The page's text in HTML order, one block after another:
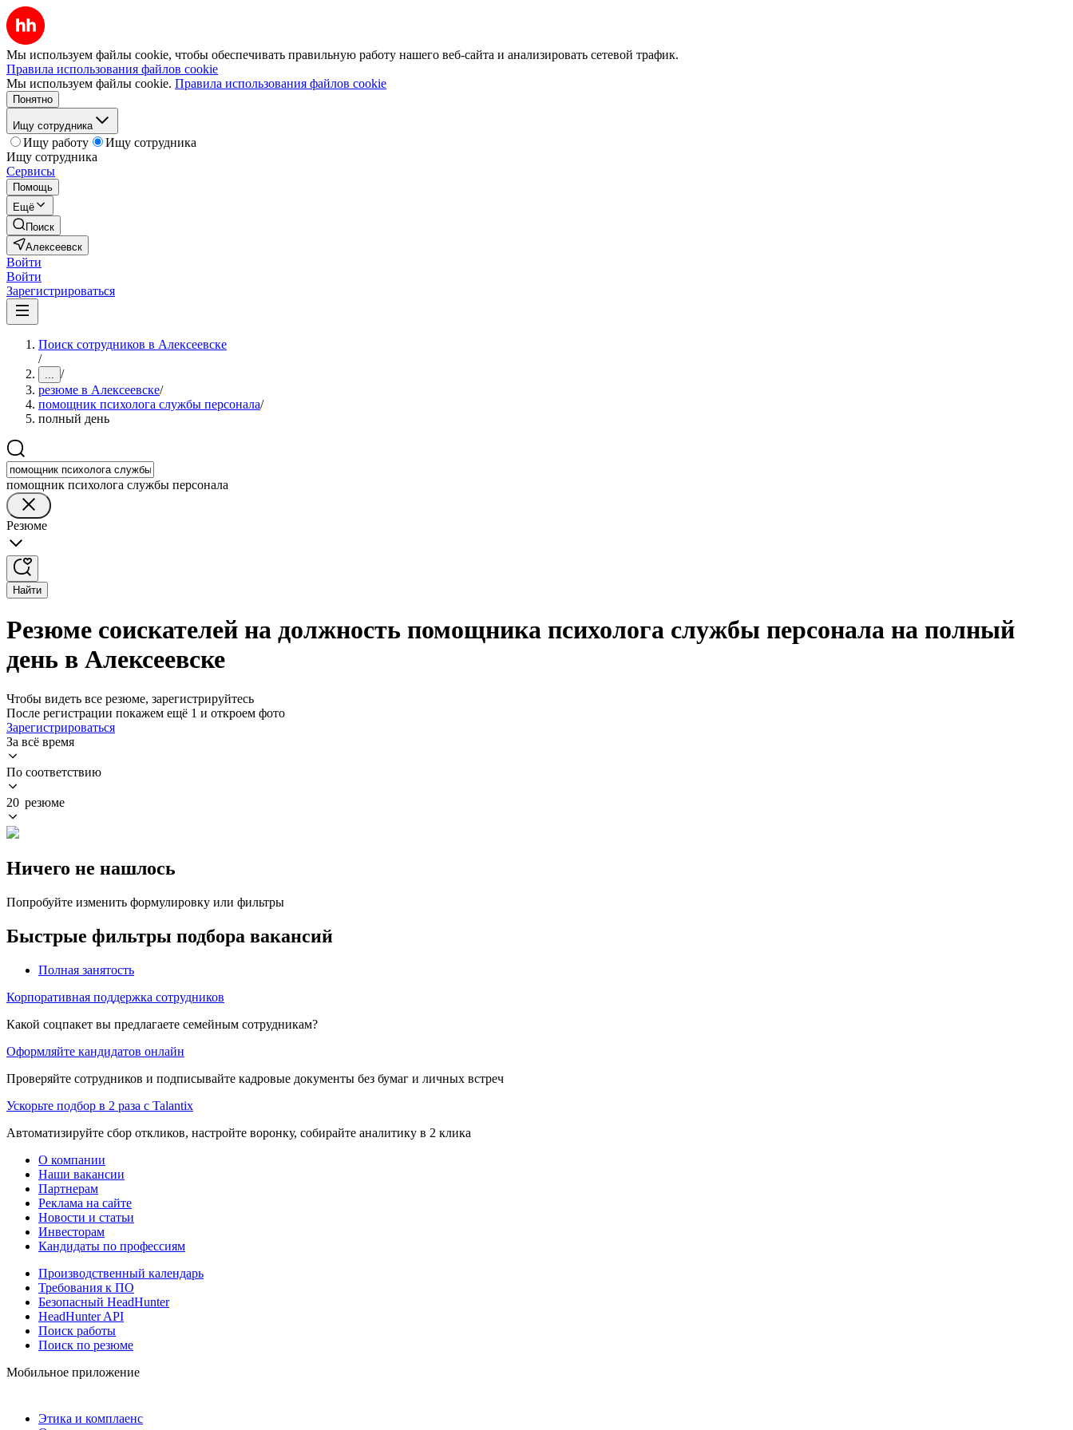
Мы используем файлы cookie, чтобы обеспечивать правильную работу нашего веб-сайта и анализировать сетевой трафик.
Правила использования файлов cookie
Мы используем файлы cookie. Правила использования файлов cookie
Понятно
Ищу сотрудника
Ищу работу
Ищу сотрудника
Ищу сотрудника
Сервисы
Помощь
Ещё
Поиск
Алексеевск
Войти
Войти
Зарегистрироваться
Поиск сотрудников в Алексеевске
/
... /
резюме в Алексеевске/
помощник психолога службы персонала/
полный день
помощник психолога службы персонала
Резюме
Найти
Резюме соискателей на должность помощника психолога службы персонала на полный
день в Алексеевске
Чтобы видеть все резюме, зарегистрируйтесь
После регистрации покажем ещё 1 и откроем фото
Зарегистрироваться
За всё время
По соответствию
20 резюме
Ничего не нашлось
Попробуйте изменить формулировку или фильтры
Быстрые фильтры подбора вакансий
Полная занятость
Корпоративная поддержка сотрудников
Какой соцпакет вы предлагаете семейным сотрудникам?
Оформляйте кандидатов онлайн
Проверяйте сотрудников и подписывайте кадровые документы без бумаг и личных встреч
Ускорьте подбор в 2 раза с Talantix
Автоматизируйте сбор откликов, настройте воронку, собирайте аналитику в 2 клика
О компании
Наши вакансии
Партнерам
Реклама на сайте
Новости и статьи
Инвесторам
Кандидаты по профессиям
Производственный календарь
Требования к ПО
Безопасный HeadHunter
HeadHunter API
Поиск работы
Поиск по резюме
Мобильное приложение
Этика и комплаенс